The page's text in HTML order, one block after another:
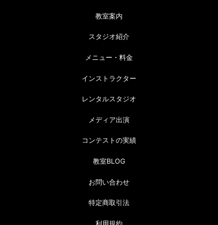
教室案内
スタジオ紹介
メニュー・料金
インストラクター
レンタルスタジオ
メディア出演
コンテストの実績
教室BLOG
お問い合わせ
特定商取引法
利用規約